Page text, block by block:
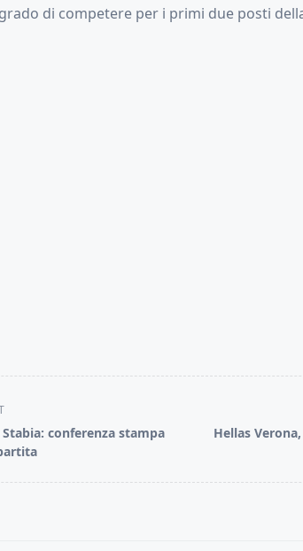
di competere per i primi due posti
Stabia: conferenza stampa
Hellas